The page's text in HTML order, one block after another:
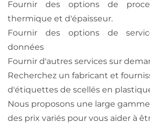
Fournir des options de
thermique et d'épaisseur.
Fournir des options de
données
Fournir d'autres services sur
Recherchez un fabricant et
d'étiquettes de scellés en
Nous proposons une large
des prix variés pour vous aider à